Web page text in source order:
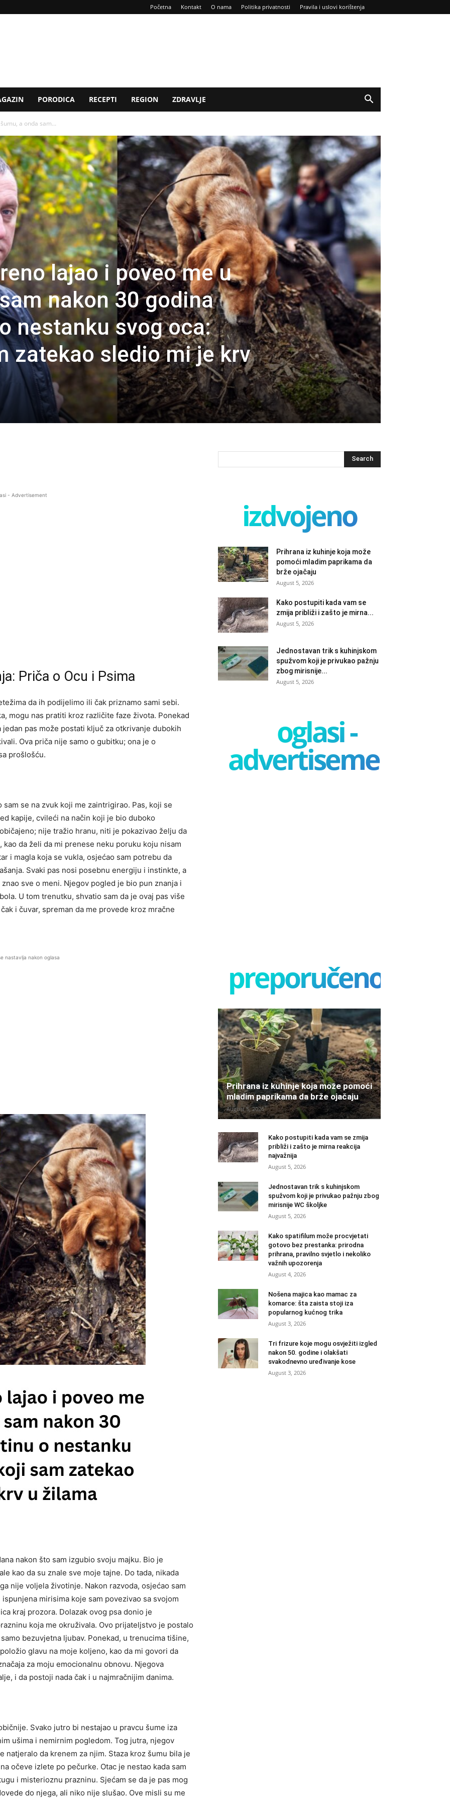
Početna Kontakt O nama Politika privatnosti Pravila i uslovi korištenja
PORODICA RECEPTI REGION ZDRAVLJE
a onda sam...
lajao i poveo me u
nakon 30 godina
nestanku svog oca:
zatekao sledio mi je krv
- Advertisement
Priča o Ocu i Psima
da ih podijelimo ili čak priznamo sami sebi.
mogu nas pratiti kroz različite faze života. Ponekad
pas može postati ključ za otkrivanje dubokih
Ova priča nije samo o gubitku; ona je o
prošlošću.
se na zvuk koji me zaintrigirao. Pas, koji se
kapije, cvileći na način koji je bio duboko
nije tražio hranu, niti je pokazivao želju da
da želi da mi prenese neku poruku koju nisam
i magla koja se vukla, osjećao sam potrebu da
Svaki pas nosi posebnu energiju i instinkte, a
sve o meni. Njegov pogled je bio pun znanja i
U tom trenutku, shvatio sam da je ovaj pas više
i čuvar, spreman da me provede kroz mračne
nastavlja nakon oglasa
nakon što sam izgubio svoju majku. Bio je
kao da su znale sve moje tajne. Do tada, nikada
nije voljela životinje. Nakon razvoda, osjećao sam
mirisima koje sam povezivao sa svojom
kraj prozora. Dolazak ovog psa donio je
koja me okruživala. Ovo prijateljstvo je postalo
bezuvjetna ljubav. Ponekad, u trenucima tišine,
glavu na moje koljeno, kao da mi govori da
za moju emocionalnu obnovu. Njegova
i da postoji nada čak i u najmračnijim danima.
Svako jutro bi nestajao u pravcu šume iza
ušima i nemirnim pogledom. Tog jutra, njegov
natjeralo da krenem za njim. Staza kroz šumu bila je
očeve izlete po pečurke. Otac je nestao kada sam
i misterioznu prazninu. Sjećam se da je pas mog
do njega, ali niko nije slušao. Ove misli su me
izdvojeno
Prihrana iz kuhinje koja može
pomoći mladim paprikama da
brže ojačaju
August 5, 2026
Kako postupiti kada vam se
zmija približi i zašto je mirna...
August 5, 2026
Jednostavan trik s kuhinjskom
spužvom koji je privukao pažnju
zbog mirisnije...
August 5, 2026
oglasi -
advertisement
preporučeno
Prihrana iz kuhinje koja može pomoći
mladim paprikama da brže ojačaju
August 5, 2026
Kako postupiti kada vam se zmija
približi i zašto je mirna reakcija
najvažnija
August 5, 2026
Jednostavan trik s kuhinjskom
spužvom koji je privukao pažnju zbog
mirisnije WC školjke
August 5, 2026
Kako spatifilum može procvjetati
gotovo bez prestanka: prirodna
prihrana, pravilno svjetlo i nekoliko
važnih upozorenja
August 4, 2026
Nošena majica kao mamac za
komarce: šta zaista stoji iza
popularnog kućnog trika
August 3, 2026
Tri frizure koje mogu osvježiti izgled
nakon 50. godine i olakšati
svakodnevno uređivanje kose
August 3, 2026